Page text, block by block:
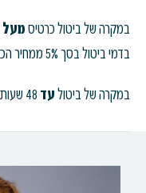
במקרה של ביטול כרטיסמעל
בדמי ביטול בסך 5% ממחיר הכרטיס
במקרה של ביטולעד